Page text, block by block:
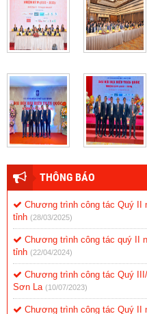
THÔNG BÁO
Chương trình công tác Quý II
tỉnh (28/03/2025)
Chương trình công tác quý II
tỉnh (22/04/2024)
Chương trình công tác Quý
Sơn La (10/07/2023)
Chương trình công tác Quý II